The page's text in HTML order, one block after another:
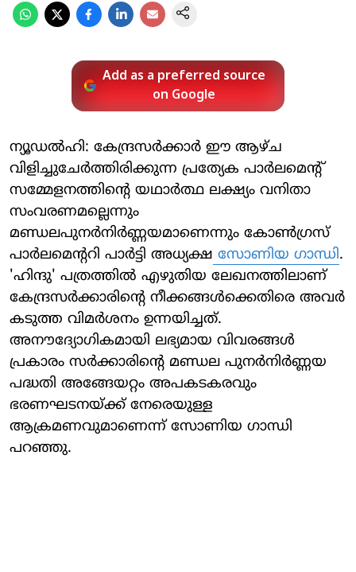
Add as a preferred source
on Google
ന്യൂഡല്‍ഹി: കേന്ദ്രസര്‍ക്കാര്‍ ഈ ആഴ്ച
വിളിച്ചുചേര്‍ത്തിരിക്കുന്ന പ്രത്യേക പാര്‍ലമെന്റ്
സമ്മേളനത്തിന്റെ യഥാര്‍ത്ഥ ലക്ഷ്യം വനിതാ
സംവരണമല്ലെന്നും
മണ്ഡലപുനര്‍നിര്‍ണ്ണയമാണെന്നും കോണ്‍ഗ്രസ്
പാര്‍ലമെന്ററി പാര്‍ട്ടി അധ്യക്ഷ സോണിയ ഗാന്ധി.
'ഹിന്ദു' പത്രത്തില്‍ എഴുതിയ ലേഖനത്തിലാണ്
കേന്ദ്രസര്‍ക്കാരിന്റെ നീക്കങ്ങള്‍ക്കെതിരെ അവര്‍
കടുത്ത വിമര്‍ശനം ഉന്നയിച്ചത്.
അനൗദ്യോഗികമായി ലഭ്യമായ വിവരങ്ങള്‍
പ്രകാരം സര്‍ക്കാരിന്റെ മണ്ഡല പുനര്‍നിര്‍ണ്ണയ
പദ്ധതി അങ്ങേയറ്റം അപകടകരവും
ഭരണഘടനയ്ക്ക് നേരെയുള്ള
ആക്രമണവുമാണെന്ന് സോണിയ ഗാന്ധി
പറഞ്ഞു.